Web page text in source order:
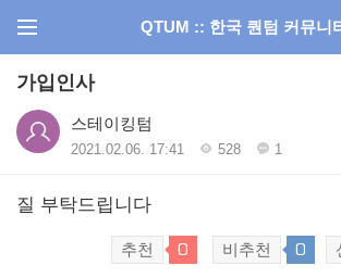
QTUM :: 한국 퀀텀 커뮤니
가입인사
스테이킹텀
2021.02.06. 17:41 528 1
질 부탁드립니다
추천 0 비추천 0